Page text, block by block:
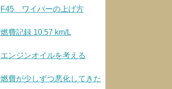
F45 ワイパーの上げ方
燃費記録 10.57 km/L
エンジンオイルを考える
燃費が少しずつ悪化してきた